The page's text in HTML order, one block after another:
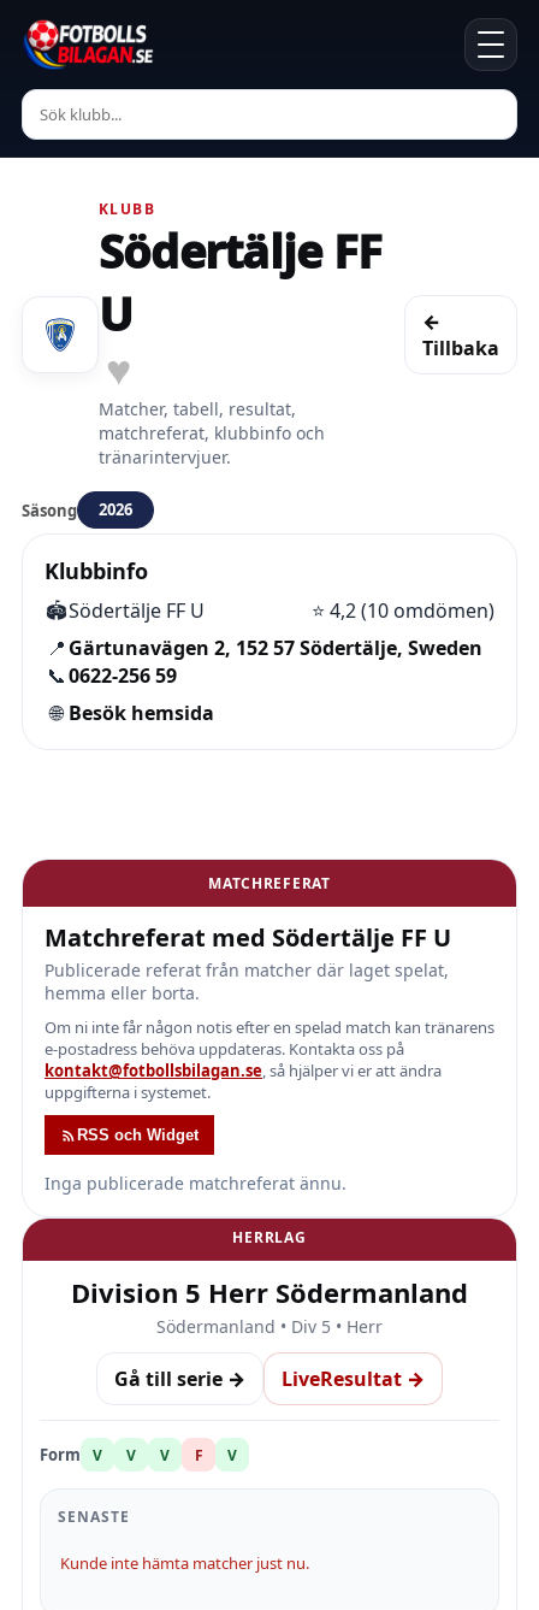
KLUBB
Södertälje FF
U
♥
Matcher, tabell, resultat,
matchreferat, klubbinfo och
tränarintervjuer.
←
Tillbaka
Säsong 2026
Klubbinfo
🏟️Södertälje FF U ⭐ 4,2 (10 omdömen)
📍 Gärtunavägen 2, 152 57 Södertälje, Sweden
📞0622-256 59
🌐 Besök hemsida
MATCHREFERAT
Matchreferat med Södertälje FF U
Publicerade referat från matcher där laget spelat,
hemma eller borta.
Om ni inte får någon notis efter en spelad match kan tränarens
e-postadress behöva uppdateras. Kontakta oss på
kontakt@fotbollsbilagan.se, så hjälper vi er att ändra
uppgifterna i systemet.
RSS och Widget
Inga publicerade matchreferat ännu.
HERRLAG
Division 5 Herr Södermanland
Södermanland • Div 5 • Herr
Gå till serie → LiveResultat →
Form V V V F V
SENASTE
Kunde inte hämta matcher just nu.